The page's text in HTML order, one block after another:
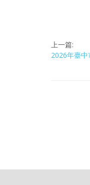
上一篇:
2026年臺